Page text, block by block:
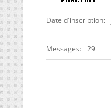
Date d'inscription
Messages 29